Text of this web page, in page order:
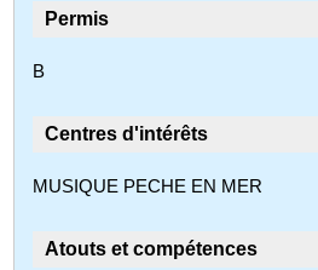
Permis
B
Centres d'intérêts
MUSIQUE PECHE EN MER
Atouts et compétences